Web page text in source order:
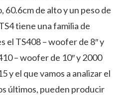
60.6cm de alto y un peso de
tiene una familia de
el TS408 – woofer de 8″ y
– woofer de 10″ y 2000
y el que vamos a analizar el
últimos, pueden producir